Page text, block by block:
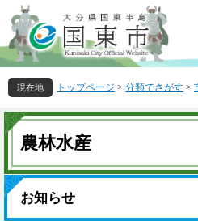
ー
ジ
の
先
頭
で
す
ニ
ュ
ー
を
飛
ば
し
文
へ
トップページ > 分類でさがす >
本
文
農林水産
お知らせ